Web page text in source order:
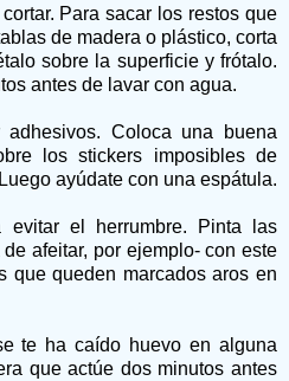
Para sacar los restos que
de madera o plástico, corta
sobre la superficie y frótalo.
antes de lavar con agua.
Coloca una buena
los stickers imposibles de
ayúdate con una espátula.
el herrumbre. Pinta las
afeitar, por ejemplo- con este
que queden marcados aros en
te ha caído huevo en alguna
que actúe dos minutos antes